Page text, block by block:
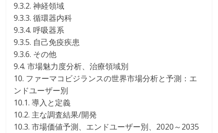
9.3.2. 神経領域
9.3.3. 循環器内科
9.3.4. 呼吸器系
9.3.5. 自己免疫疾患
9.3.6. その他
9.4. 市場魅力度分析、治療領域別
10. ファーマコビジランスの世界市場分析と予測：エ
ンドユーザー別
10.1. 導入と定義
10.2. 主な調査結果/開発
10.3. 市場価値予測、エンドユーザー別、2020～2035